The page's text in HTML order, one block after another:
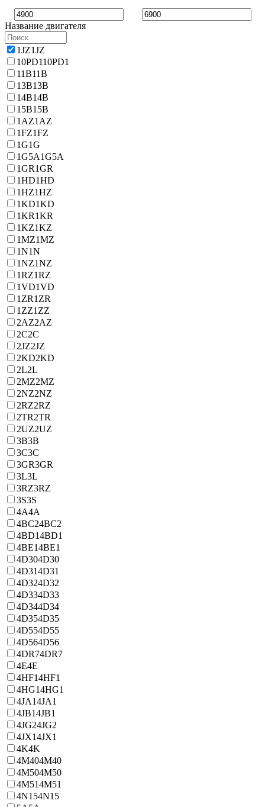
Название двигателя
1JZ1JZ
10PD110PD1
11B11B
13B13B
14B14B
15B15B
1AZ1AZ
1FZ1FZ
1G1G
1G5A1G5A
1GR1GR
1HD1HD
1HZ1HZ
1KD1KD
1KR1KR
1KZ1KZ
1MZ1MZ
1N1N
1NZ1NZ
1RZ1RZ
1VD1VD
1ZR1ZR
1ZZ1ZZ
2AZ2AZ
2C2C
2JZ2JZ
2KD2KD
2L2L
2MZ2MZ
2NZ2NZ
2RZ2RZ
2TR2TR
2UZ2UZ
3B3B
3C3C
3GR3GR
3L3L
3RZ3RZ
3S3S
4A4A
4BC24BC2
4BD14BD1
4BE14BE1
4D304D30
4D314D31
4D324D32
4D334D33
4D344D34
4D354D35
4D554D55
4D564D56
4DR74DR7
4E4E
4HF14HF1
4HG14HG1
4JA14JA1
4JB14JB1
4JG24JG2
4JX14JX1
4K4K
4M404M40
4M504M50
4M514M51
4N154N15